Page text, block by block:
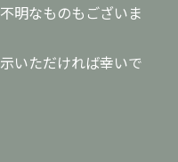
明なものもございま
いただければ幸いで